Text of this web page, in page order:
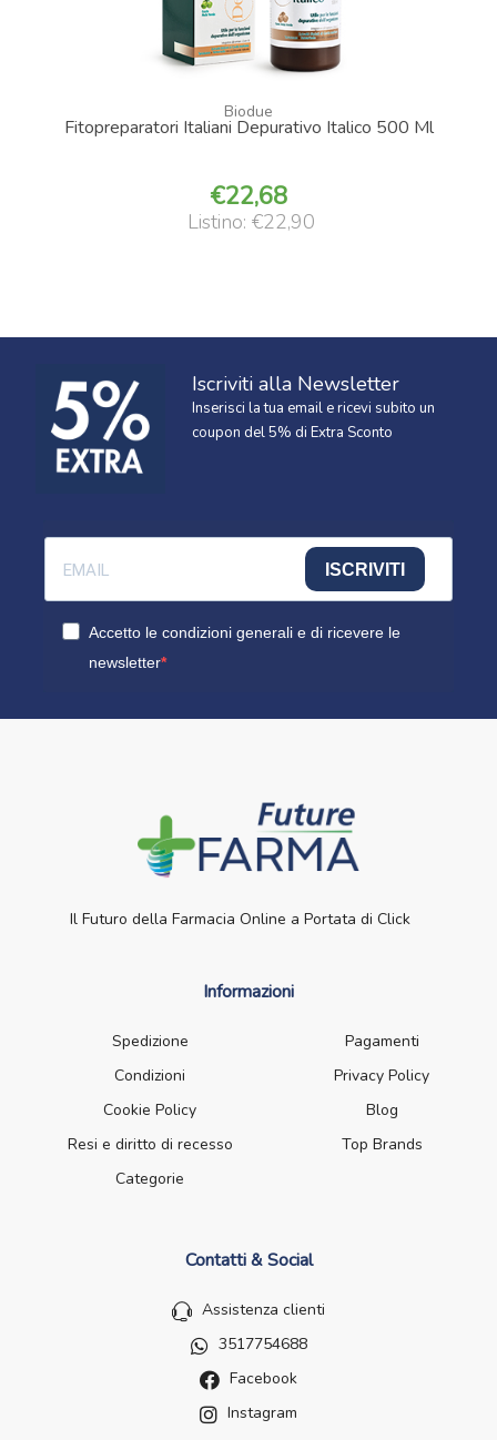
Biodue
Fitopreparatori Italiani Depurativo Italico 500 Ml
22,68
Listino: €22,90
Iscriviti alla Newsletter
Inserisci la tua email e ricevi subito un
coupon del 5% di Extra Sconto
ISCRIVITI
Accetto le condizioni generali e di ricevere le
newsletter
Il Futuro della Farmacia Online a Portata di Click
Informazioni
Spedizione
Pagamenti
Condizioni
Privacy Policy
Cookie Policy
Blog
Resi e diritto di recesso
Top Brands
Categorie
Contatti & Social
Assistenza clienti
3517754688
Facebook
Instagram